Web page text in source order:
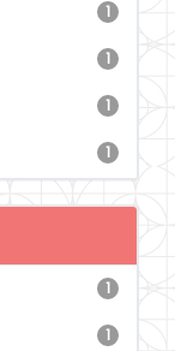
1
1
1
1
1
1